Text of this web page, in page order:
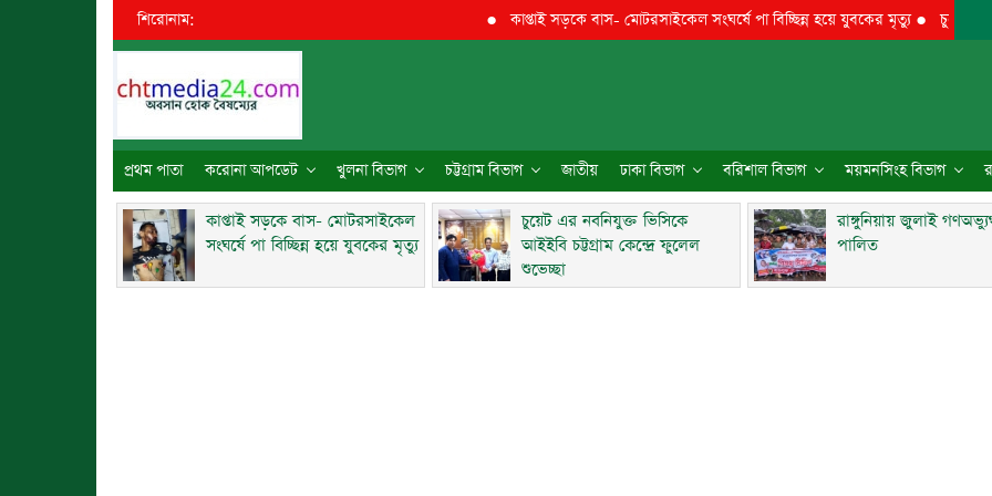
শিরোনাম: কাপ্তাই সড়কে বাস- মোটরসাইকেল সংঘর্ষে পা বিচ্ছিন্ন হয়ে যুবকের মৃত্যু●চুয়েট এর
প্রথম পাতা করোনা আপডেট খুলনা বিভাগ চট্টগ্রাম বিভাগ জাতীয় ঢাকা বিভাগ বরিশাল বিভাগ ময়মনসিংহ বিভাগ
কাপ্তাই সড়কে বাস- মোটরসাইকেল
সংঘর্ষে পা বিচ্ছিন্ন হয়ে যুবকের মৃত্যু
চুয়েট এর নবনিযুক্ত ভিসিকে
আইইবি চট্টগ্রাম কেন্দ্রে ফুলেল
শুভেচ্ছা
রাঙ্গুনিয়ায় জুলাই
পালিত